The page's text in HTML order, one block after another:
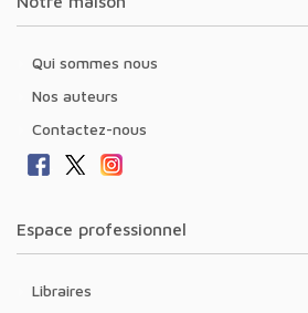
Qui sommes nous
Nos auteurs
Contactez-nous
Espace professionnel
Libraires